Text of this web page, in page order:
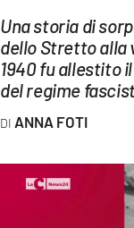
LAC NETWORK
LAC ONAIR
LaC
Una storia di
dello Stretto alla
1940 fu allestito
del regime
ANNA FOTI